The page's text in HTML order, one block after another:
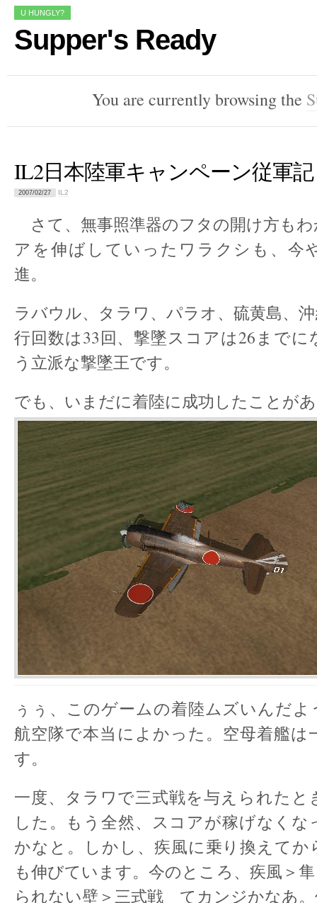
U HUNGLY?
Supper's Ready
You are currently browsing the
IL2日本陸軍キャンペーン従軍記
2007/02/27 IL2
さて、無事照準器のフタの開け方も
アを伸ばしていったワラクシも、今
進。
ラバウル、タラワ、パラオ、硫黄島、
行回数は33回、撃墜スコアは26まで
う立派な撃墜王です。
でも、いまだに着陸に成功したことが
ぅぅ、このゲームの着陸ムズいんだ
航空隊で本当によかった。空母着艦は
す。
一度、タラワで三式戦を与えられたと
した。もう全然、スコアが稼げなく
かなと。しかし、疾風に乗り換えてか
も伸びています。今のところ、疾風＞
られない壁＞三式戦 てカンジかなあ